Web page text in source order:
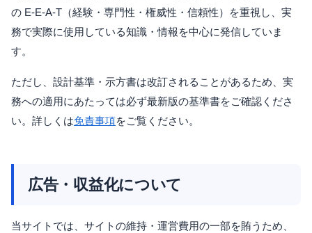
の E-E-A-T（経験・専門性・権威性・信頼性）を重視し、実
務で実際に使用している知識・情報を中心に発信していま
す。
ただし、設計基準・示方書は改訂されることがあるため、実
務への適用にあたっては必ず最新版の基準書をご確認くださ
い。詳しくは免責事項をご覧ください。
広告・収益化について
当サイトでは、サイトの維持・運営費用の一部を賄うため、